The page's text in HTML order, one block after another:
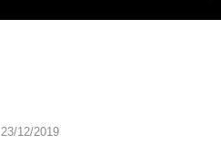
23/12/2019